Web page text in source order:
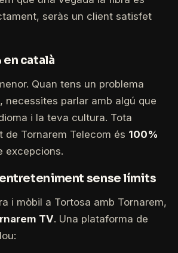
seràs un client satisfet
català
Quan tens un problema
necessites parlar amb algú que
i la teva cultura. Tota
de Tornarem Telecom és 100%
excepcions.
entreteniment sense límits
i mòbil a Tortosa amb Tornarem,
TV. Una plataforma de